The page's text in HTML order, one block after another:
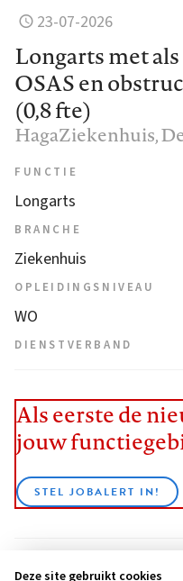
23-07-2026
Longarts met
OSAS en
(0,8 fte)
HagaZiekenhuis,
FUNCTIE
Longarts
BRANCHE
Ziekenhuis
OPLEIDINGSNIVEAU
WO
DIENSTVERBAND
Als eerste de
jouw
STEL JOBALERT IN!
Deze site gebruikt cookies